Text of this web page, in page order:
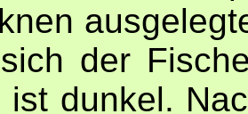
der
ist dunkel.